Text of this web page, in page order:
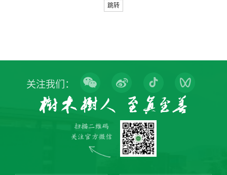
现出师生饱满的精气神和顽强拼搏的体育精神。校党委书记李永
勤宣布运动会开幕，校长李君为运动会开幕致辞，裁判员代表、
跳转
关注我们：